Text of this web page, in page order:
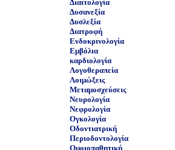
Διαιτολογία
Δυσανεξία
Δυσλεξία
Διατροφή
Ενδοκρινολογία
Εμβόλια
καρδιολογία
Λογοθεραπεία
Λοιμώξεις
Μεταμοσχεύσεις
Νευρολογία
Νεφρολογία
Ογκολογία
Οδοντιατρική
Περιοδοντολογία
Ομοιοπαθητική